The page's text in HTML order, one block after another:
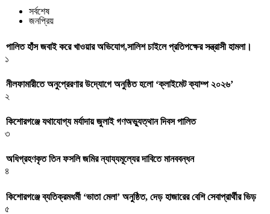
সর্বশেষ
জনপ্রিয়
পালিত হাঁস জবাই করে খাওয়ার অভিযোগ,সালিশ চাইলে প্রতিপক্ষের সন্ত্রাসী হামলা।
১
নীলফামারীতে অনুপ্রেরণার উদ্যোগে অনুষ্ঠিত হলো ‘ক্লাইমেট ক্যাম্প ২০২৬’
২
কিশোরগঞ্জে যথাযোগ্য মর্যাদায় জুলাই গণঅভ্যুত্থান দিবস পালিত
৩
অধিগ্রহণকৃত তিন ফসলি জমির ন্যায্যমূল্যের দাবিতে মানববন্ধন
৪
কিশোরগঞ্জে ব্যতিক্রমধর্মী ‘ভাতা মেলা’ অনুষ্ঠিত, দেড় হাজারের বেশি সেবাপ্রার্থীর ভিড়
৫